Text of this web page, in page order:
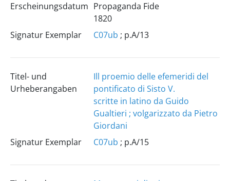
Erscheinungsdatum Propaganda Fide
1820
Signatur Exemplar
C07ub ; p.A/13
Titel- und
Urheberangaben
Ill proemio delle efemeridi del
pontificato di Sisto V.
scritte in latino da Guido
Gualtieri ; volgarizzato da Pietro
Giordani
Signatur Exemplar
C07ub ; p.A/15